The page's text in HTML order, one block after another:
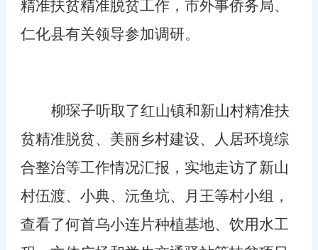
精准扶贫精准脱贫工作，市外事侨务局、
仁化县有关领导参加调研。
柳琛子听取了红山镇和新山村精准扶
贫精准脱贫、美丽乡村建设、人居环境综
合整治等工作情况汇报，实地走访了新山
村伍渡、小典、沅鱼坑、月王等村小组，
查看了何首乌小连片种植基地、饮用水工